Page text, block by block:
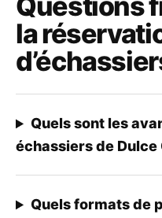
la
Quels sont les
échassiers de Dulce
Quels formats de